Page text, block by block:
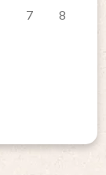
7 8